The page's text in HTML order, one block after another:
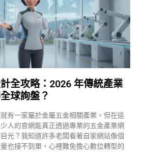
全攻略：2026 年傳統產業
球詢盤？
有一家屬於金屬五金相關產業，但在這
人的官網能真正透過專業的五金產業網
光？我知道許多老闆看著自家網站像個
也接不到單，心裡難免擔心數位轉型的